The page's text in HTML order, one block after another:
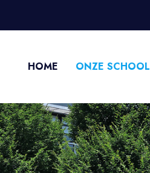
HOME ONZE SCHOOL